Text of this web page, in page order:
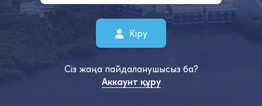
Кіру
Сіз жаңа пайдаланушысыз ба?
Аккаунт құру